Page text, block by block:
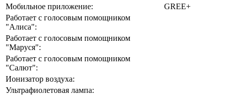
Мобильное приложение:
GREE+
Работает с голосовым помощником
"Алиса":
Работает с голосовым помощником
"Маруся":
Работает с голосовым помощником
"Салют":
Ионизатор воздуха:
Ультрафиолетовая лампа: